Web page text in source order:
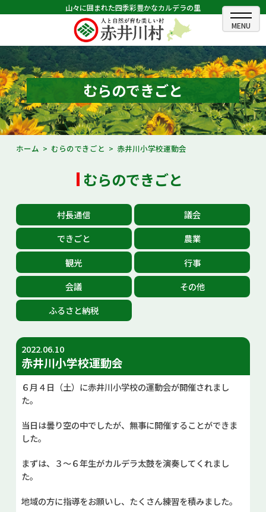
山々に囲まれた四季彩豊かなカルデラの里
ホーム
むらのできごと
むらのプロフィール
くらしの情報
観光・イベント情報
あかいがわ広報
お問い合せ
むらのできごと
ホーム むらのできごと 赤井川小学校運動会
むらのできごと
村長通信
議会
できごと
農業
観光
行事
会議
その他
ふるさと納税
2022.06.10
赤井川小学校運動会
６月４日（土）に赤井川小学校の運動会が開催されまし
た。
当日は曇り空の中でしたが、無事に開催することができま
した。
まずは、３～６年生がカルデラ太鼓を演奏してくれまし
た。
地域の方に指導をお願いし、たくさん練習を積みました。